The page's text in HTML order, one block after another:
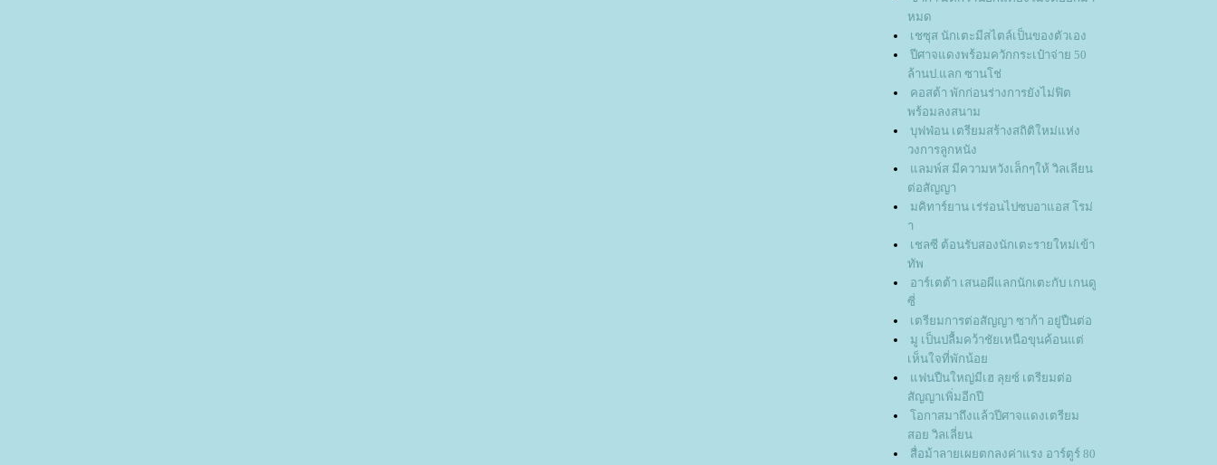
หมด
เชซุส นักเตะมีสไตล์เป็นของตัวเอง
ปีศาจแดงพร้อมควักกระเป๋าจ่าย 50
ล้านป.แลก ซานโช่
คอสต้า พักก่อนร่างการยังไม่ฟิต
พร้อมลงสนาม
บุฟฟ่อน เตรียมสร้างสถิติใหม่แห่ง
วงการลูกหนัง
ลมพ์ส มีความหวังเล็กๆให้ วิลเลียน
ต่อสัญญา
มคิทาร์ยาน เร่ร่อนไปซบอาแอส โรม่
า
เชลซี ต้อนรับสองนักเตะรายใหม่เข้า
ทัพ
อาร์เตต้า เสนอผีแลกนักเตะกับ เกนดู
ซี่
เตรียมการต่อสัญญา ซาก้า อยู่ปืนต่อ
มู เป็นปลื้มคว้าชัยเหนือขุนค้อนแต่
เห็นใจที่พักน้อ
ฟนปืนใหญ่มีเฮ ลุยซ์ เตรียมต่อ
สัญญาเพิ่มอีกปี
อกาสมาถึงแล้วปีศาจแดงเตรียม
สอย วิลเลี่ยน
สื่อม้าลายเผยตกลงค่าแรง อาร์ตูร์ 80